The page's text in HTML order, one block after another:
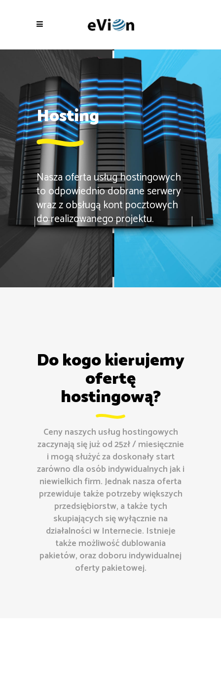
Hosting
Nasza oferta usług hostingowych
to odpowiednio dobrane serwery
wraz z obsługą kont pocztowych
do realizowanego projektu.
Do kogo kierujemy
ofertę
hostingową?
Ceny naszych usług hostingowych
zaczynają się już od 25zł / miesięcznie
i mogą służyć za doskonały start
zarówno dla osób indywidualnych jak i
niewielkich firm. Jednak nasza oferta
przewiduje także potrzeby większych
przedsiębiorstw, a także tych
skupiających się wyłącznie na
działalności w Internecie. Istnieje
także możliwość dublowania
pakietów, oraz doboru indywidualnej
oferty pakietowej.